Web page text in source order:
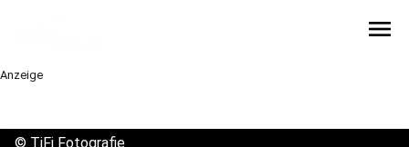
menu
Anzeige
© TiFi Fotografie